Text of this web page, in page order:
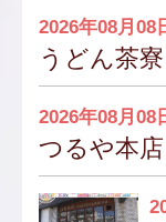
2026年08月08
うどん茶
2026年08月08
つるや本店